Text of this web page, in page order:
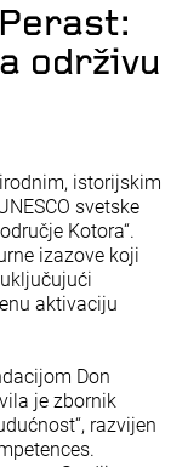
održivu
istorijskim
svetske
Kotora“.
izazove koji
aktivaciju
Don
je zbornik
razvijen